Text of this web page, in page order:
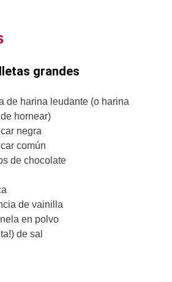
grandes
de harina leudante (o harina
hornear)
negra
común
de chocolate
de vainilla
en polvo
de sal